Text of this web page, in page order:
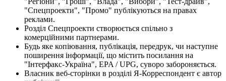
"Спецпроекти", "Промо" публікуються на правах
реклами.
Розділ Спецпроекти створюється спільно з
комерційними партнерами.
Будь яке копіювання, публікація, передрук, чи наступне
поширення інформації, що містить посилання на
"Інтерфакс-Україна", EPA / UPG, суворо забороняється.
Власник веб-сторінки в розділі Я-Корреспондент є автор